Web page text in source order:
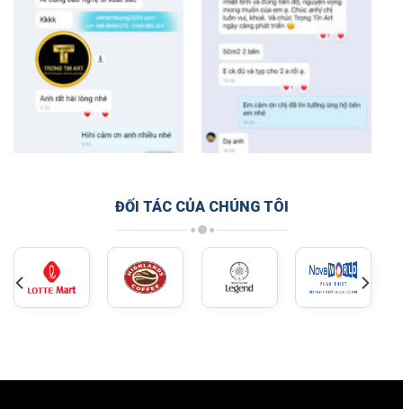
ĐỐI TÁC CỦA CHÚNG TÔI